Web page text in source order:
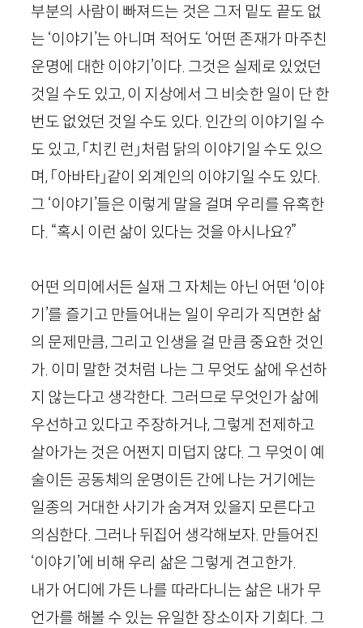
부분의 사람이 빠져드는 것은 그저 밑도 끝도 없
는 ‘이야기’는 아니며 적어도 ‘어떤 존재가 마주친
운명에 대한 이야기’이다. 그것은 실제로 있었던
것일 수도 있고, 이 지상에서 그 비슷한 일이 단 한
번도 없었던 것일 수도 있다. 인간의 이야기일 수
도 있고, 「치킨 런」처럼 닭의 이야기일 수도 있으
며, 「아바타」같이 외계인의 이야기일 수도 있다.
그 ‘이야기’들은 이렇게 말을 걸며 우리를 유혹한
다. “혹시 이런 삶이 있다는 것을 아시나요?”
어떤 의미에서든 실재 그 자체는 아닌 어떤 ‘이야
기’를 즐기고 만들어내는 일이 우리가 직면한 삶
의 문제만큼, 그리고 인생을 걸 만큼 중요한 것인
가. 이미 말한 것처럼 나는 그 무엇도 삶에 우선하
지 않는다고 생각한다. 그러므로 무엇인가 삶에
우선하고 있다고 주장하거나, 그렇게 전제하고
살아가는 것은 어쩐지 미덥지 않다. 그 무엇이 예
술이든 공동체의 운명이든 간에 나는 거기에는
일종의 거대한 사기가 숨겨져 있을지 모른다고
의심한다. 그러나 뒤집어 생각해보자. 만들어진
‘이야기’에 비해 우리 삶은 그렇게 견고한가.
내가 어디에 가든 나를 따라다니는 삶은 내가 무
언가를 해볼 수 있는 유일한 장소이자 기회다. 그